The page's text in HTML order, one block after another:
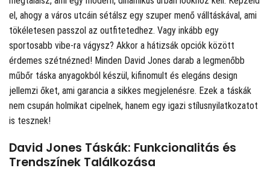
el, ahogy a város utcáin sétálsz egy szuper menő válltáskával, ami
tökéletesen passzol az outfitetedhez. Vagy inkább egy
sportosabb vibe-ra vágysz? Akkor a hátizsák opciók között
érdemes szétnézned! Minden David Jones darab a legmenőbb
műbőr táska anyagokból készül, kifinomult és elegáns design
jellemzi őket, ami garancia a sikkes megjelenésre. Ezek a táskák
nem csupán holmikat cipelnek, hanem egy igazi stílusnyilatkozatot
is tesznek!
David Jones Táskák: Funkcionalitás és
Trendszínek Találkozása